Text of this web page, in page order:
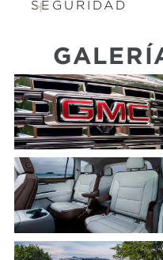
SEGURIDAD